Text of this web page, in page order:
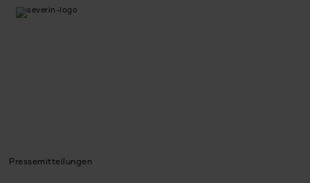
Pressemitteilungen